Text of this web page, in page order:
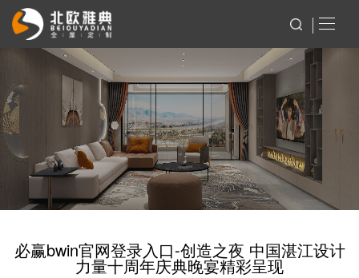
必赢bwin官网登录入口-创造之夜 中国湛江设计
力量十周年庆典晚宴精彩呈现